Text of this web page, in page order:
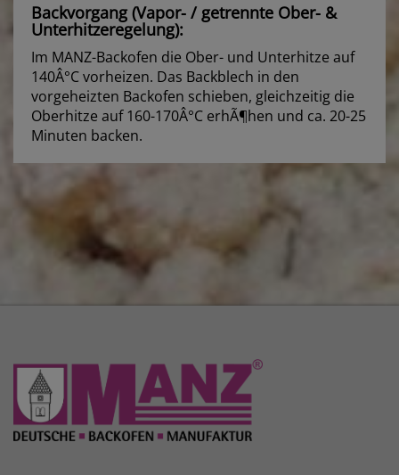
Backvorgang (Vapor- / getrennte Ober- &
Unterhitzeregelung):
Im MANZ-Backofen die Ober- und Unterhitze auf
140Â°C vorheizen. Das Backblech in den
vorgeheizten Backofen schieben, gleichzeitig die
Oberhitze auf 160-170Â°C erhÃ¶hen und ca. 20-25
Minuten backen.